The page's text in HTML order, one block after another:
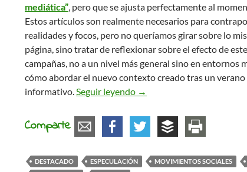
mediática”, pero que se ajusta perfectamente al
Estos artículos son realmente necesarios para
realidades y focos, pero no queríamos girar sobre lo
página, sino tratar de reflexionar sobre el efecto de
campañas, no a un nivel más general sino en entornos
cómo abordar el nuevo contexto creado tras un verano
informativo.Seguir leyendo Estado de alarma (social):
→
Comparte
DESTACADO ESPECULACIÓN MOVIMIENTOS SOCIALES